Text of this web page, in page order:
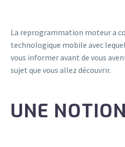
La reprogrammation moteur a
technologique mobile avec
vous informer avant de vous
sujet que vous allez découvrir.
UNE